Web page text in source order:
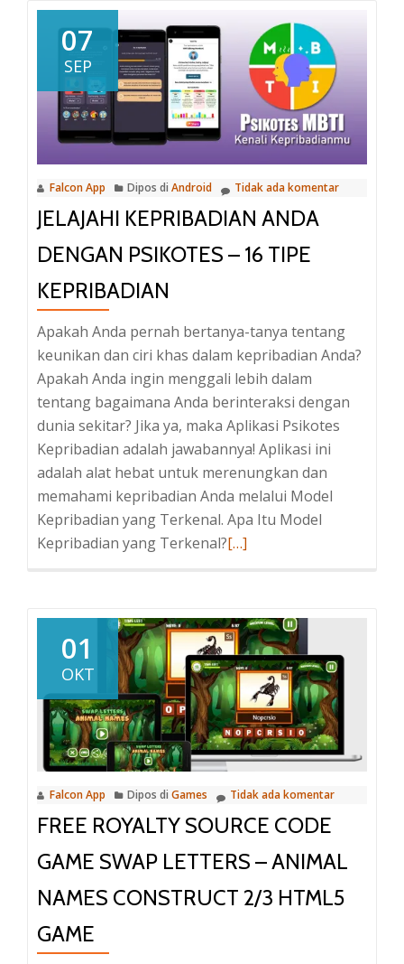
07
SEP
Falcon App Dipos di Android Tidak ada komentar
JELAJAHI KEPRIBADIAN ANDA
DENGAN PSIKOTES – 16 TIPE
KEPRIBADIAN
Apakah Anda pernah bertanya-tanya tentang
keunikan dan ciri khas dalam kepribadian Anda?
Apakah Anda ingin menggali lebih dalam
tentang bagaimana Anda berinteraksi dengan
dunia sekitar? Jika ya, maka Aplikasi Psikotes
Kepribadian adalah jawabannya! Aplikasi ini
adalah alat hebat untuk merenungkan dan
memahami kepribadian Anda melalui Model
Kepribadian yang Terkenal. Apa Itu Model
Kepribadian yang Terkenal?Baca
Anda
dengan
Psikotes
–
16
Tipe
Kepribadian
[…]
01
OKT
Falcon App Dipos di Games Tidak ada komentar
FREE ROYALTY SOURCE CODE
GAME SWAP LETTERS – ANIMAL
NAMES CONSTRUCT 2/3 HTML5
GAME